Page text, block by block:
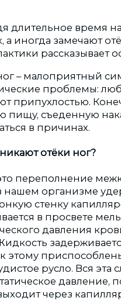
длительное время
а иногда замечают
рассказывает
– малоприятный
проблемы:
припухлостью.
пищу, съеденную
в причинах.
отёки ног?
переполнение
нашем организме
стенку
в просвете
давления
этому
русло. Вся
давление,
через